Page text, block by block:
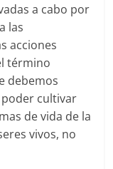
a cabo por
las
acciones
término
debemos
cultivar
de vida de la
vivos, no